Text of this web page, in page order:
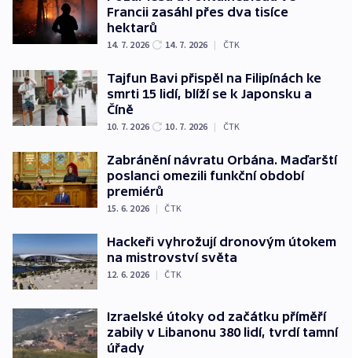
Francii zasáhl přes dva tisíce
hektarů
14. 7. 2026 14. 7. 2026 | ČTK
Tajfun Bavi přispěl na Filipínách ke
smrti 15 lidí, blíží se k Japonsku a
Číně
10. 7. 2026 10. 7. 2026 | ČTK
Zabránění návratu Orbána. Maďarští
poslanci omezili funkční období
premiérů
15. 6. 2026 | ČTK
Hackeři vyhrožují dronovým útokem
na mistrovství světa
12. 6. 2026 | ČTK
Izraelské útoky od začátku příměří
zabily v Libanonu 380 lidí, tvrdí tamní
úřady